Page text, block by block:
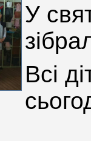
У
Всі